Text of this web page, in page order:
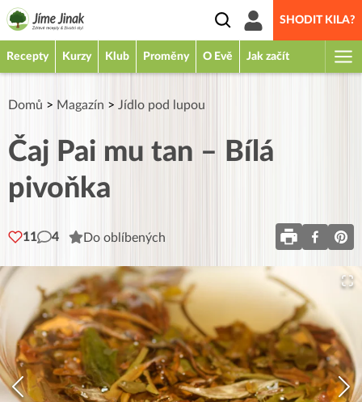
SHODIT KILA?
Recepty Kurzy Klub Proměny O Evě Jak začít
Domů > Magazín > Jídlo pod lupou
Čaj Pai mu tan – Bílá
pivoňka
11 4 Do oblíbených